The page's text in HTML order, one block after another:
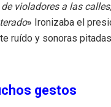
violadores a las
» Ironizaba el
ruído y sonoras
gestos